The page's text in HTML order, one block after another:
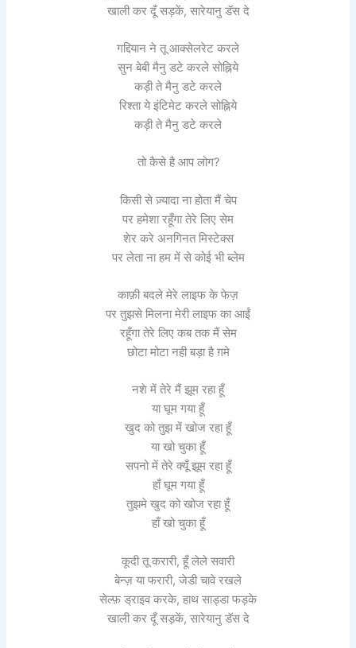
खाली कर दूँ सड़कें, सारेयानु डॅस दे
गद्दियान ने तू आक्सेलरेट करले
सुन बेबी मैनु डटे करले सोह्निये
कड़ी ते मैनु डटे करले
रिश्ता ये इंटिमेट करले सोह्निये
कड़ी ते मैनु डटे करले
तो कैसे है आप लोग?
किसी से ज़्यादा ना होता मैं चेप
पर हमेशा रहूँगा तेरे लिए सेम
शेर करे अनगिनत मिस्टेक्स
पर लेता ना हम में से कोई भी ब्लेम
काफ़ी बदले मेरे लाइफ के फेज़
पर तुझसे मिलना मेरी लाइफ का आईं
रहूँगा तेरे लिए कब तक मैं सेम
छोटा मोटा नही बड़ा है ग़मे
नशे में तेरे मैं झूम रहा हूँ
या घूम गया हूँ
खुद को तुझ में खोज रहा हूँ
या खो चुका हूँ
सपनो में तेरे क्यूँ झूम रहा हूँ
हाँ घूम गया हूँ
तुझमे खुद को खोज रहा हूँ
हाँ खो चुका हूँ
कूदी तू करारी, हूँ लेले सवारी
बेन्ज़ या फरारी, जेडी चावे रखले
सेल्फ़ ड्राइव करके, हाथ साड्डा फड़के
खाली कर दूँ सड़कें, सारेयानु डॅस दे